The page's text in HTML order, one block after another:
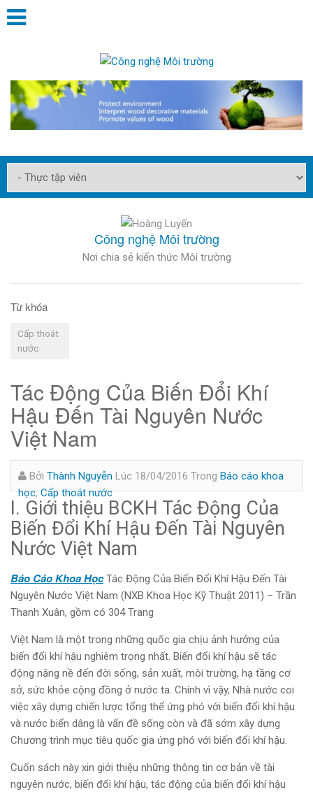
Công nghệ Môi trường
Nơi chia sẻ kiến thức Môi trường
Từ khóa
Cấp thoát
nước
Tác Động Của Biến Đổi Khí
Hậu Đến Tài Nguyên Nước
Việt Nam
Bởi Thành Nguyễn Lúc 18/04/2016 Trong Báo cáo khoa
học,Cấp thoát nước
I. Giới thiệu BCKH Tác Động Của
Biến Đổi Khí Hậu Đến Tài Nguyên
Nước Việt Nam
Báo Cáo Khoa HọcTác Động Của Biến Đổi Khí Hậu Đến Tài
Nguyên Nước Việt Nam (NXB Khoa Học Kỹ Thuật 2011) – Trần
Thanh Xuân, gồm có 304 Trang
Việt Nam là một trong những quốc gia chịu ảnh hưởng của
biến đổi khí hậu nghiêm trọng nhất. Biến đổi khí hậu sẽ tác
động nặng nề đến đời sống, sản xuất, môi trường, hạ tầng cơ
sở, sức khỏe cộng đồng ở nước ta. Chính vì vậy, Nhà nước coi
việc xây dựng chiến lược tổng thể ứng phó với biến đổi khí hậu
và nước biển dâng là vấn đề sống còn và đã sớm xây dựng
Chương trình mục tiêu quốc gia ứng phó với biến đổi khí hậu.
Cuốn sách này xin giới thiệu những thông tin cơ bản về tài
nguyên nước, biến đổi khí hậu, tác động của biến đổi khí hậu